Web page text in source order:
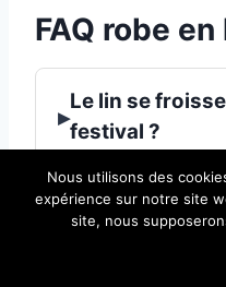
FAQ robe
▸
Le lin se
festival ?
Quelle
choisir pour un
Nous utilisons des
expérience sur notre site
site, nous